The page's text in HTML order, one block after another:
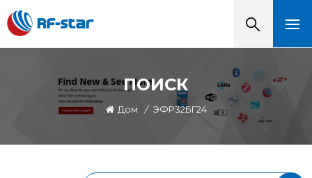
ПОИСК
Дом / ЭФР32БГ24